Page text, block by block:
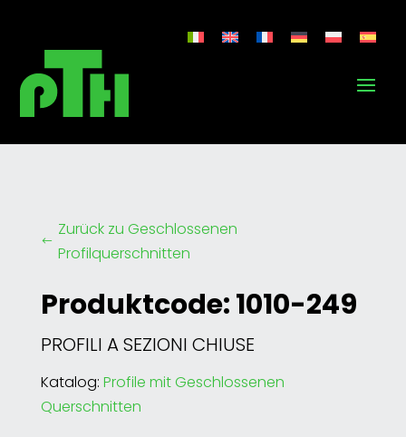
#
Zurück zu Geschlossenen
Profilquerschnitten
Produktcode: 1010-249
PROFILI A SEZIONI CHIUSE
Katalog: Profile mit Geschlossenen
Querschnitten